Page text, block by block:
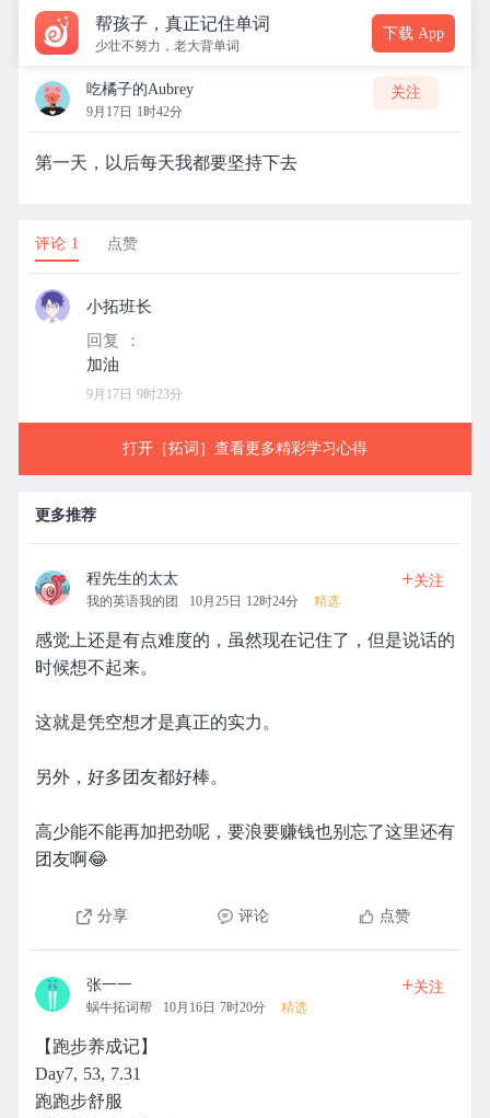
帮孩子，真正记住单词
少壮不努力，老大背单词
下载 App
吃橘子的Aubrey
9月17日 1时42分
关注
第一天，以后每天我都要坚持下去
评论 1 点赞
小拓班长
回复 ：
9月17日 9时23分
打开［拓词］查看更多精彩学习心得
更多推荐
程先生的太太
我的英语我的团 10月25日 12时24分 精选
+关注
感觉上还是有点难度的，虽然现在记住了，但是说话的
时候想不起来。
这就是凭空想才是真正的实力。
另外，好多团友都好棒。
高少能不能再加把劲呢，要浪要赚钱也别忘了这里还有
团友啊😂
分享 评论 点赞
张一一
蜗牛拓词帮 10月16日 7时20分 精选
+关注
【跑步养成记】
Day7, 53, 7.31
跑跑步舒服